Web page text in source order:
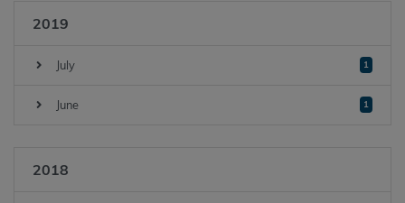
2019
July 1
June 1
2018